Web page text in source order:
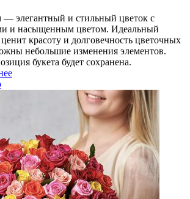
— элегантный и стильный цветок с
и насыщенным цветом. Идеальный
красоту и долговечность цветочных
небольшие изменения элементов.
букета будет сохранена.